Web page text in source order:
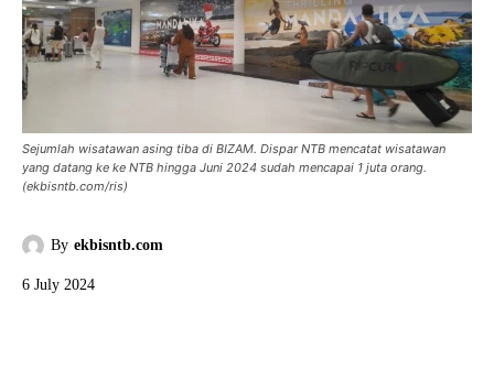
Sejumlah wisatawan asing tiba di BIZAM. Dispar NTB mencatat wisatawan
yang datang ke ke NTB hingga Juni 2024 sudah mencapai 1 juta orang.
(ekbisntb.com/ris)
By ekbisntb.com
6 July 2024